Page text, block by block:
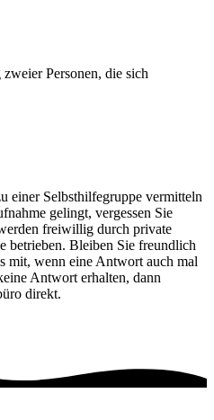
einer Selbsthilfegruppe vermitteln
gelingt, vergessen Sie
freiwillig durch private
betrieben. Bleiben Sie freundlich
mit, wenn eine Antwort auch mal
Antwort erhalten, dann
direkt.